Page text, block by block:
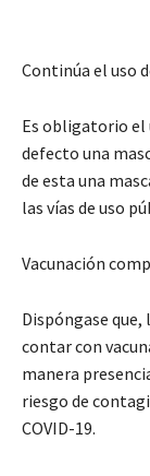
Continúa el uso
Es obligatorio el
defecto una
de esta una
las vías de uso
Vacunación
Dispóngase
contar con
manera
riesgo de
COVID-19.